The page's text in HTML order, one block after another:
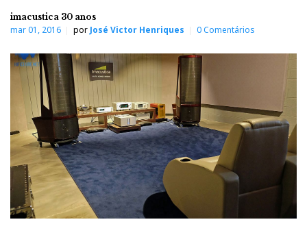
imacustica 30 anos
mar 01, 2016 por José Victor Henriques 0 Comentários